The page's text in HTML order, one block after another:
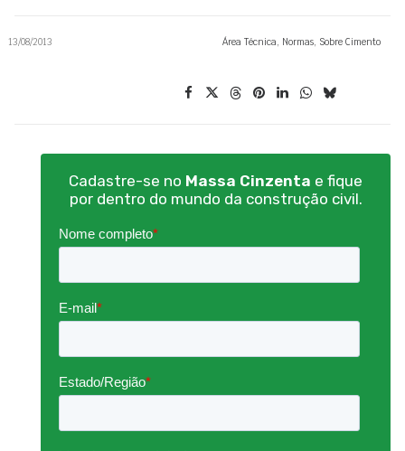
13/08/2013 Área Técnica, Normas, Sobre Cimento
Cadastre-se no Massa Cinzenta e fique
por dentro do mundo da construção civil.